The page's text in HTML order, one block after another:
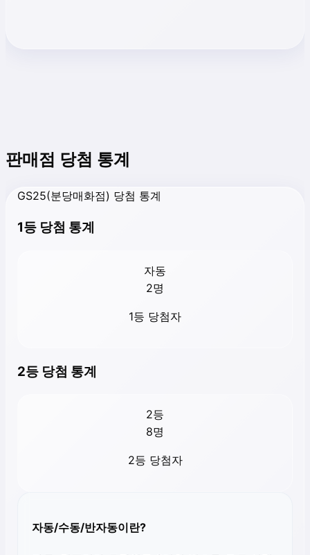
판매점 당첨 통계
GS25(분당매화점) 당첨 통계
1등 당첨 통계
자동
2명
1등 당첨자
2등 당첨 통계
2등
8명
2등 당첨자
자동/수동/반자동이란?